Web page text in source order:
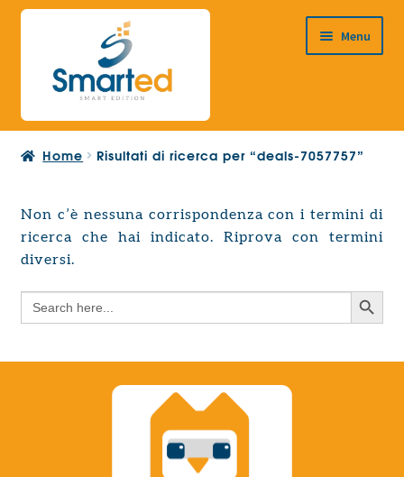
Vai
navigazione
Vai
contenuto
Menu
HOME
PRODOTTI
Espandi
il
child
PROGETTAZIONE EUROPEA
menu
child
Search
Home Risultati di ricerca per “deals-7057757”
Non c’è nessuna corrispondenza con i termini di
ricerca che hai indicato. Riprova con termini
diversi.
Search
for:
Search Button